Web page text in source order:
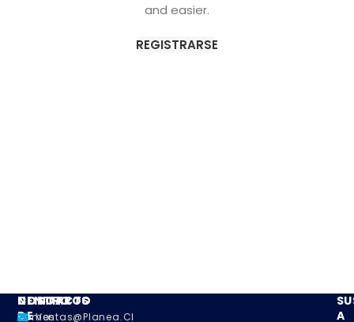
and easier.
REGISTRARSE
NOSOTROS
Somos
CENTRO
DE
CONTACTO
Ventas@planea.cl
A